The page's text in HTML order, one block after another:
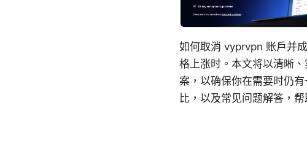
如何取消 vyprvpn 账户并
格上涨时。本文将以清晰
案，以确保你在需要时仍
比，以及常见问题解答，